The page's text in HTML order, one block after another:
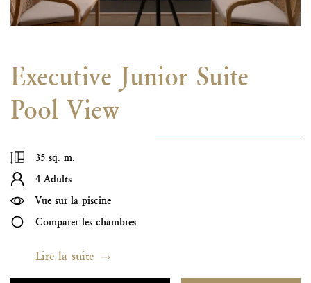
Executive Junior Suite
Pool View
35 sq. m.
4 Adults
Vue sur la piscine
Comparer les chambres
Lire la suite